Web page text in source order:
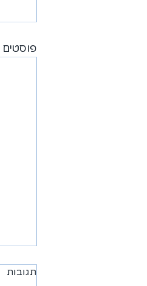
פוסטים
תגובות